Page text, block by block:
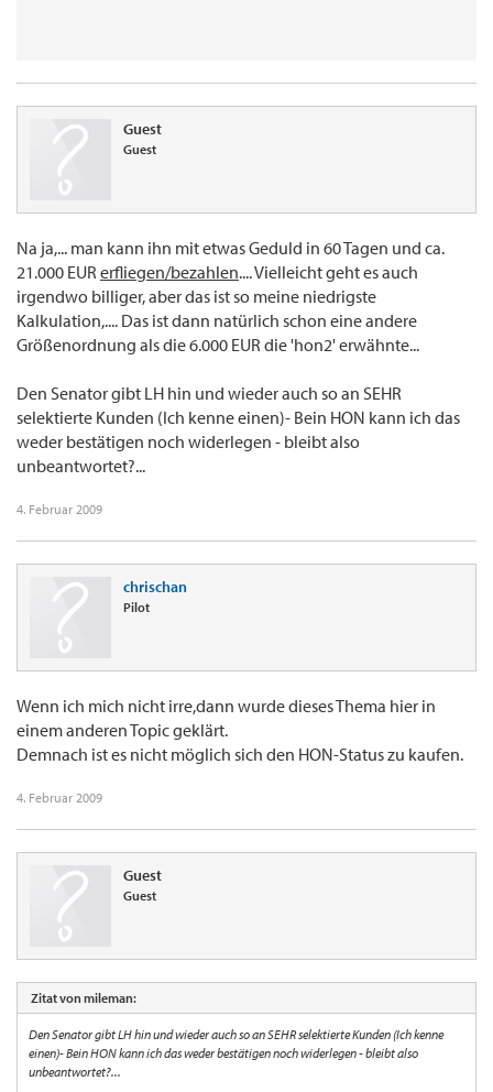
Guest
Guest
Na ja,... man kann ihn mit etwas Geduld in 60 Tagen und ca.
21.000 EUR erfliegen/bezahlen.... Vielleicht geht es auch
irgendwo billiger, aber das ist so meine niedrigste
Kalkulation,.... Das ist dann natürlich schon eine andere
Größenordnung als die 6.000 EUR die 'hon2' erwähnte...
Den Senator gibt LH hin und wieder auch so an SEHR
selektierte Kunden (Ich kenne einen)- Bein HON kann ich das
weder bestätigen noch widerlegen - bleibt also
unbeantwortet?...
4. Februar 2009
chrischan
Pilot
Wenn ich mich nicht irre,dann wurde dieses Thema hier in
einem anderen Topic geklärt.
Demnach ist es nicht möglich sich den HON-Status zu kaufen.
4. Februar 2009
Guest
Guest
Zitat von mileman:
Den Senator gibt LH hin und wieder auch so an SEHR selektierte Kunden (Ich kenne
einen)- Bein HON kann ich das weder bestätigen noch widerlegen - bleibt also
unbeantwortet?...